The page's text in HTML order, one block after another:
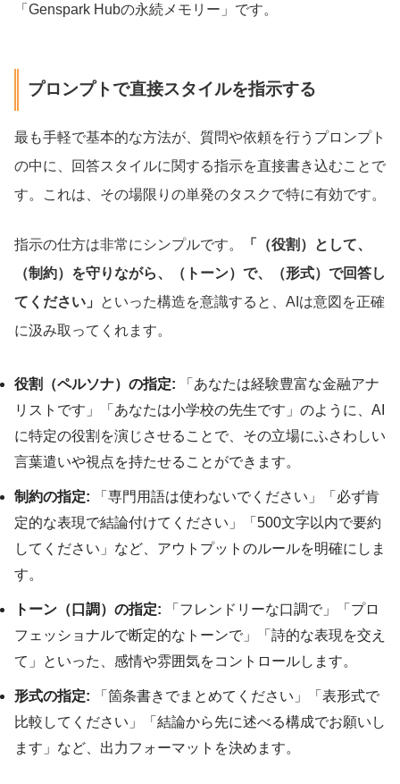
「Genspark Hubの永続メモリー」です。
プロンプトで直接スタイルを指示する
最も手軽で基本的な方法が、質問や依頼を行うプロンプト
の中に、回答スタイルに関する指示を直接書き込むことで
す。これは、その場限りの単発のタスクで特に有効です。
指示の仕方は非常にシンプルです。
「（役割）として、
（制約）を守りながら、（トーン）で、（形式）で回答し
てください」
といった構造を意識すると、AIは意図を正確
に汲み取ってくれます。
役割（ペルソナ）の指定: 「あなたは経験豊富な金融アナ
リストです」「あなたは小学校の先生です」のように、AI
に特定の役割を演じさせることで、その立場にふさわしい
言葉遣いや視点を持たせることができます。
制約の指定: 「専門用語は使わないでください」「必ず肯
定的な表現で結論付けてください」「500文字以内で要約
してください」など、アウトプットのルールを明確にしま
す。
トーン（口調）の指定: 「フレンドリーな口調で」「プロ
フェッショナルで断定的なトーンで」「詩的な表現を交え
て」といった、感情や雰囲気をコントロールします。
形式の指定: 「箇条書きでまとめてください」「表形式で
比較してください」「結論から先に述べる構成でお願いし
ます」など、出力フォーマットを決めます。